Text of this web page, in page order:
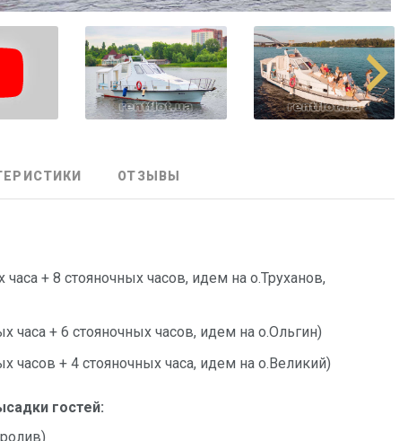
ОТЗЫВЫ
+ 8 стояночных часов, идем на о.Труханов,
часа + 6 стояночных часов, идем на о.Ольгин)
часов + 4 стояночных часа, идем на о.Великий)
гостей: